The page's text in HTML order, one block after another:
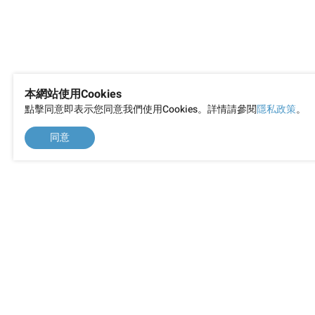
本網站使用Cookies
點擊同意即表示您同意我們使用Cookies。詳情請參閱隱私政策。
同意